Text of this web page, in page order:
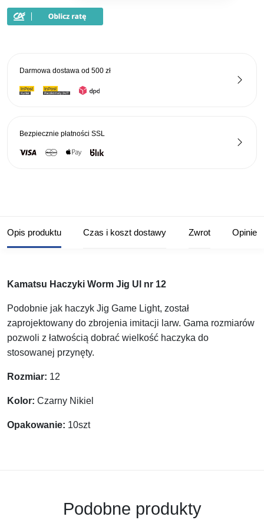
Worm
Darmowa dostawa od 500 zł
Bezpiecznie płatności SSL
Opis produktu Czas i koszt dostawy Zwrot Opinie
Kamatsu Haczyki Worm Jig Ul nr 12
Podobnie jak haczyk Jig Game Light, został
zaprojektowany do zbrojenia imitacji larw. Gama rozmiarów
pozwoli z łatwością dobrać wielkość haczyka do
stosowanej przynęty.
Rozmiar: 12
Kolor: Czarny Nikiel
Opakowanie: 10szt
Podobne produkty